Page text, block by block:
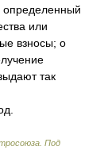
определенный
или
взносы; о
так
Под